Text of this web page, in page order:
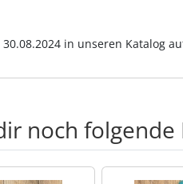
in unseren Katalog
noch folgende
Sie mit der Tab-